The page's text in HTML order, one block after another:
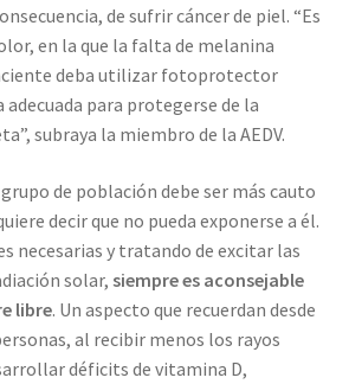
de sufrir cáncer de piel. “Es
en la que la falta de melanina
deba utilizar fotoprotector
para protegerse de la
subraya la miembro de la AEDV.
de población debe ser más cauto
decir que no pueda exponerse a él.
necesarias y tratando de excitar las
solar,siempre es aconsejable
libre. Un aspecto que recuerdan desde
al recibir menos los rayos
déficits de vitamina D,